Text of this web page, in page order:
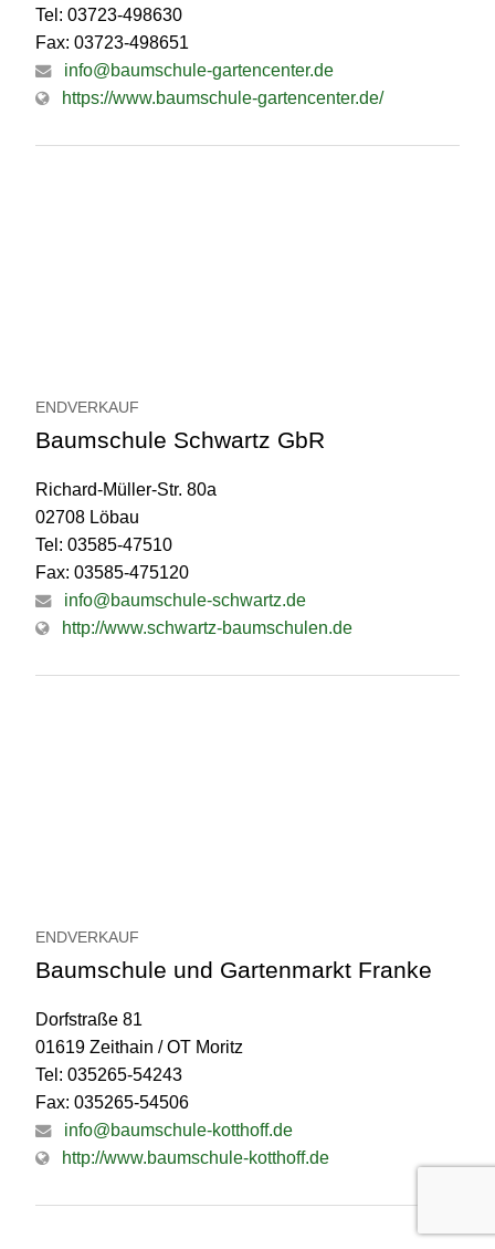
Tel: 03723-498630
Fax: 03723-498651
info@baumschule-gartencenter.de
https://www.baumschule-gartencenter.de/
ENDVERKAUF
Baumschule Schwartz GbR
Richard-Müller-Str. 80a
02708 Löbau
Tel: 03585-47510
Fax: 03585-475120
info@baumschule-schwartz.de
http://www.schwartz-baumschulen.de
ENDVERKAUF
Baumschule und Gartenmarkt Franke
Dorfstraße 81
01619 Zeithain / OT Moritz
Tel: 035265-54243
Fax: 035265-54506
info@baumschule-kotthoff.de
http://www.baumschule-kotthoff.de